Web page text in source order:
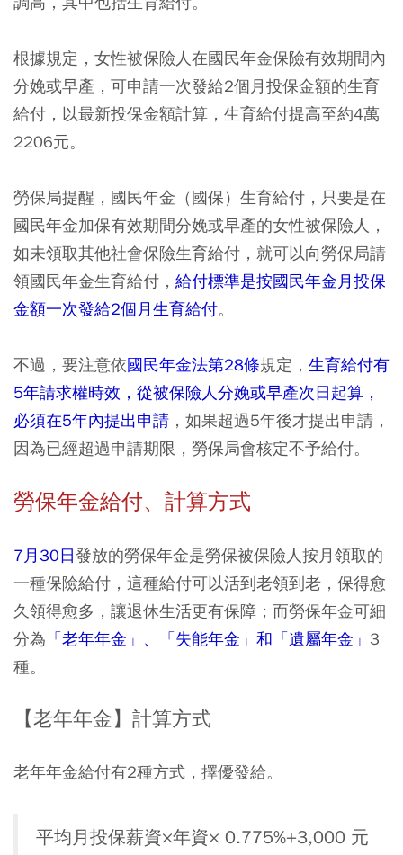
根據規定，女性被保險人在國民年金保險有效期間內
分娩或早產，可申請一次發給2個月投保金額的生育
給付，以最新投保金額計算，生育給付提高至約4萬
2206元。
勞保局提醒，國民年金（國保）生育給付，只要是在
國民年金加保有效期間分娩或早產的女性被保險人，
如未領取其他社會保險生育給付，就可以向勞保局請
領國民年金生育給付， 給付標準是按國民年金月投保
金額一次發給2個月生育給付。
不過，要注意依國民年金法第28條規定， 生育給付有
5年請求權時效，從被保險人分娩或早產次日起算，
必須在5年內提出申請 ，如果超過5年後才提出申請，
因為已經超過申請期限，勞保局會核定不予給付。
勞保年金給付、計算方式
7月30日發放的勞保年金是勞保被保險人按月領取的
一種保險給付，這種給付可以活到老領到老，保得愈
久領得愈多，讓退休生活更有保障；而勞保年金可細
分為 「老年年金」、「失能年金」和「遺屬年金」 3
種。
【老年年金】計算方式
老年年金給付有2種方式，擇優發給。
平均月投保薪資×年資× 0.775%+3,000 元